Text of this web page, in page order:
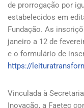
de prorrogação por
estabelecidos em
Fundação. As
janeiro a 12 de
e o formulário de
https://
Vinculada à
Inovação, a Faetec